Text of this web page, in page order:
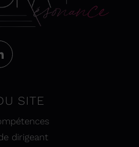
SITE
dirigeant